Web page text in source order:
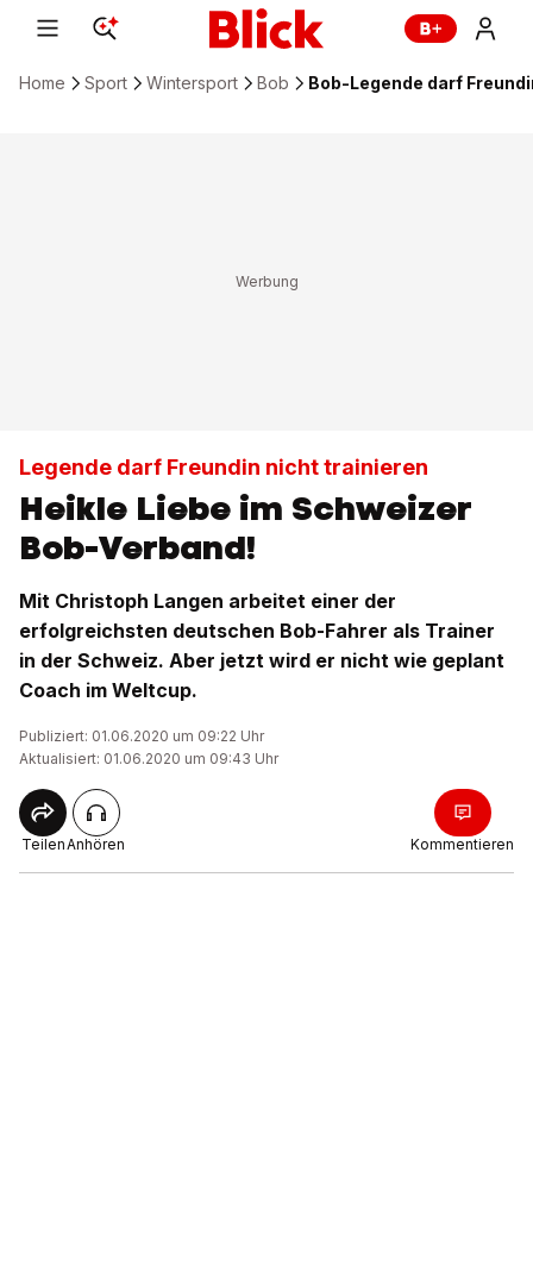
Home Sport Wintersport Bob Bob-Legende darf
Legende darf Freundin nicht trainieren
Heikle Liebe im Schweizer
Bob-Verband!
Mit Christoph Langen arbeitet einer der
erfolgreichsten deutschen Bob-Fahrer als Trainer
in der Schweiz. Aber jetzt wird er nicht wie geplant
Coach im Weltcup.
Publiziert: 01.06.2020 um 09:22 Uhr
Aktualisiert: 01.06.2020 um 09:43 Uhr
TeilenAnhören Kommentieren